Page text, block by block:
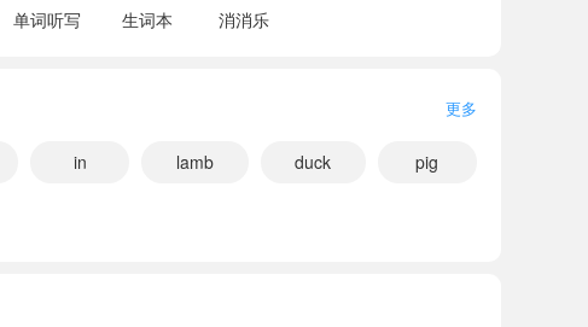
单词听写 生词本 消消乐
更多
in lamb duck pig